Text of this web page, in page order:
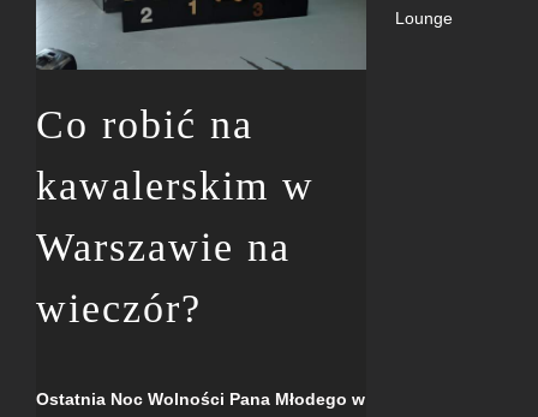
Co robić na
kawalerskim w
Warszawie na
wieczór?
Ostatnia Noc Wolności Pana Młodego w